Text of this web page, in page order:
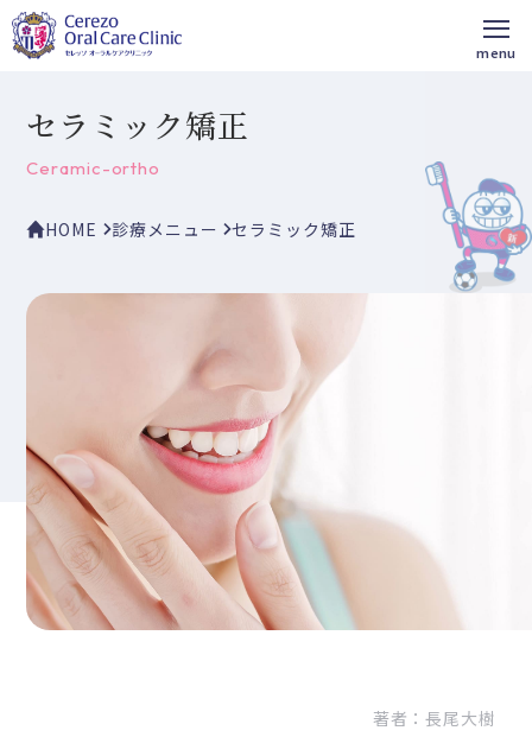
セラミック矯正
Ceramic-ortho
HOME 診療メニュー セラミック矯正
著者：長尾大樹